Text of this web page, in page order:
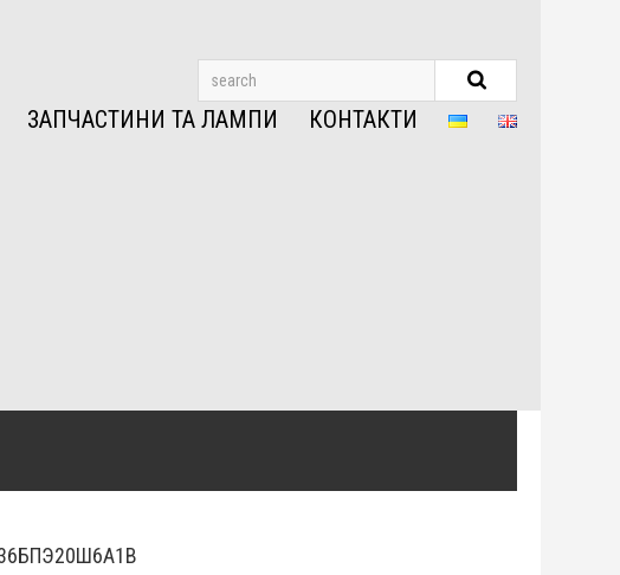
ЗАПЧАСТИНИ ТА ЛАМПИ КОНТАКТИ